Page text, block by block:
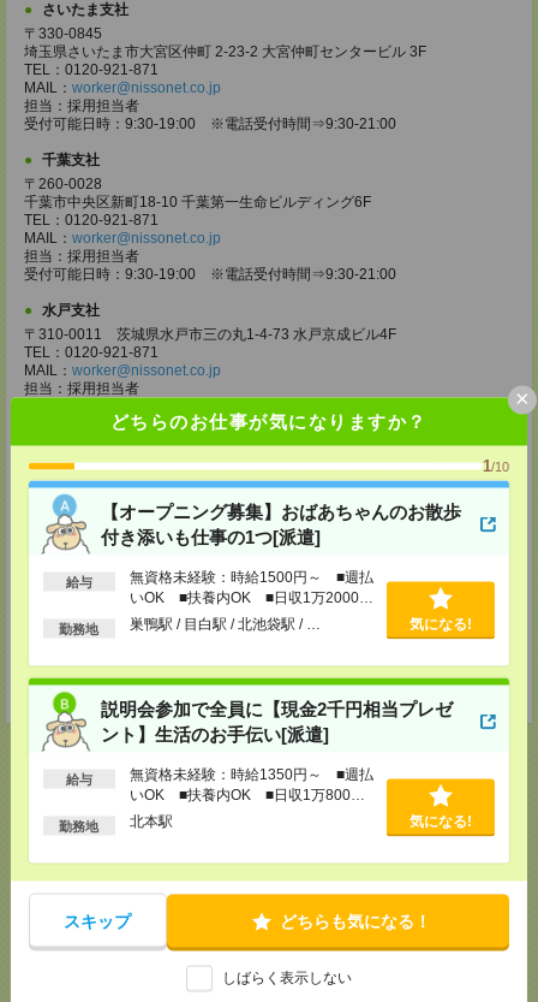
どちらのお仕事が気になりますか？
1/10
【オープニング募集】おばあちゃんのお散歩
付き添いも仕事の1つ[派遣]
給与
無資格未経験：時給1500円～ ■週払
いOK ■扶養内OK ■日収1万2000円
以上
勤務地 巣鴨駅 / 目白駅 / 北池袋駅 / … 気になる!
説明会参加で全員に【現金2千円相当プレゼ
ント】生活のお手伝い[派遣]
給与
無資格未経験：時給1350円～ ■週払
いOK ■扶養内OK ■日収1万800円
以上
勤務地 北本駅 気になる!
スキップ どちらも気になる！
しばらく表示しない
×
さいたま支社
〒330-0845
埼玉県さいたま市大宮区仲町 2-23-2 大宮仲町センタービル 3F
TEL：0120-921-871
MAIL： worker@nissonet.co.jp
担当：採用担当者
受付可能日時：9:30-19:00 ※電話受付時間⇒9:30-21:00
千葉支社
〒260-0028
千葉市中央区新町18-10 千葉第一生命ビルディング6F
TEL：0120-921-871
MAIL： worker@nissonet.co.jp
担当：採用担当者
受付可能日時：9:30-19:00 ※電話受付時間⇒9:30-21:00
水戸支社
〒310-0011 茨城県水戸市三の丸1-4-73 水戸京成ビル4F
TEL：0120-921-871
MAIL： worker@nissonet.co.jp
担当：採用担当者
宇都宮支社
〒320-0811 栃木県宇都宮市大通り1-2-11 フコク生命ビル4F
TEL：0120-921-871
MAIL： worker@nissonet.co.jp
担当：採用担当者
受付可能日時：9:30-19:00 ※電話受付時間⇒9:30-21:00
高崎支社
埼玉県さいたま市大宮区仲町2-23-2 大宮仲町センタービル3F（さいたま
TEL：0120-921-871
担当：採用担当者
受付可能日時：9:30-19:00 ※電話受付時間⇒9:30-21:00
で送る LINE